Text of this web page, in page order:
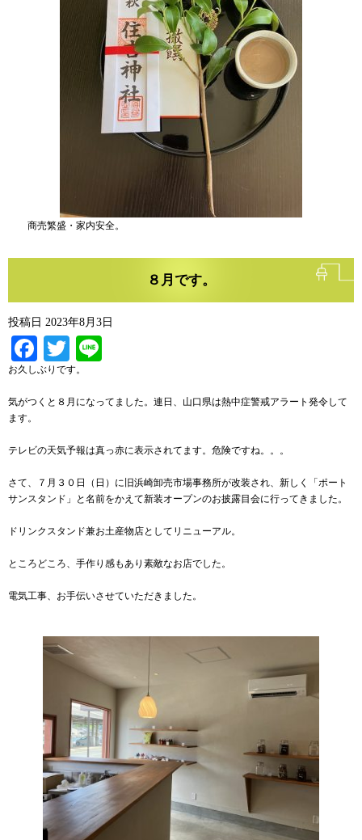
商売繁盛・家内安全。
８月です。
投稿日 2023年8月3日
Facebook
Twitter
お久しぶりです。
気がつくと８月になってました。連日、山口県は熱中症警戒アラート発令して
ます。
テレビの天気予報は真っ赤に表示されてます。危険ですね。。。
さて、７月３０日（日）に旧浜崎卸売市場事務所が改装され、新しく「ポート
サンスタンド」と名前をかえて新装オープンのお披露目会に行ってきました。
ドリンクスタンド兼お土産物店としてリニューアル。
ところどころ、手作り感もあり素敵なお店でした。
電気工事、お手伝いさせていただきました。